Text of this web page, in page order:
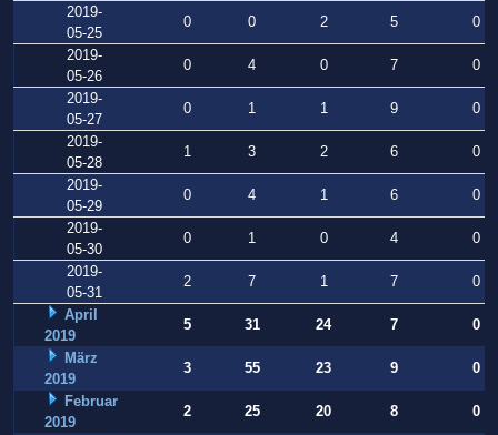
2019-
05-25
0 0 2 5
0
2019-
05-26
0 4 0 7
0
2019-
05-27
0 1 1 9
0
2019-
05-28
1 3 2 6
0
2019-
05-29
0 4 1 6
0
2019-
05-30
0 1 0 4
0
2019-
05-31
2 7 1 7
0
April
2019
5 31 24 7
0
März
2019
3 55 23 9
0
Februar
2019
2 25 20 8
0